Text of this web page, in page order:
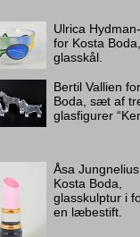
Ulrica
for Kosta
glasskål.
Bertil Vallien
Boda, sæt af
glasfigurer
Åsa
Kosta Boda,
glasskulptur i
en læbestift.